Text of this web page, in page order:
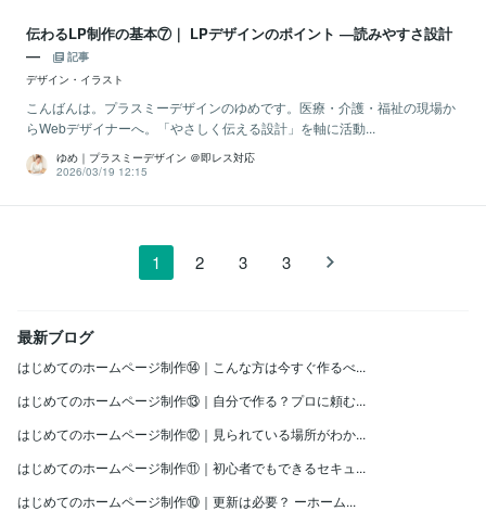
伝わるLP制作の基本⑦｜ LPデザインのポイント ―読みやすさ設計
―
記事
デザイン・イラスト
こんばんは。プラスミーデザインのゆめです。医療・介護・福祉の現場か
らWebデザイナーへ。「やさしく伝える設計」を軸に活動...
ゆめ｜プラスミーデザイン ＠即レス対応
2026/03/19 12:15
1 2 3 3
最新ブログ
はじめてのホームページ制作⑭｜こんな方は今すぐ作るべ...
はじめてのホームページ制作⑬｜自分で作る？プロに頼む...
はじめてのホームページ制作⑫｜見られている場所がわか...
はじめてのホームページ制作⑪｜初心者でもできるセキュ...
はじめてのホームページ制作⑩｜更新は必要？ ーホーム...